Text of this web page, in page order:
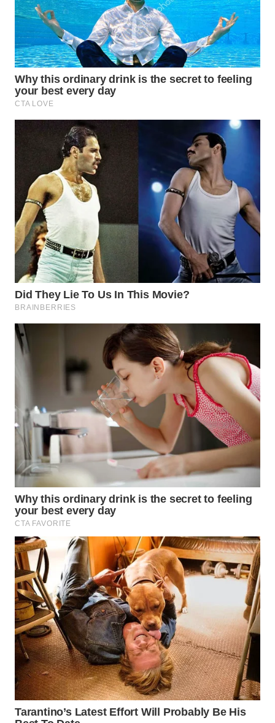
WN
TEBING
TINGGI
WN
PAKPAK
WN
KARAWANG
BEKASI
WN
BOGOR
WN
DEPOK
WN
TAPANULI
UTARA
WN
PADANG
LAWAS
WN
SUMEDANG
WN
CIANJUR
WN
KEPULAUAN
SERIBU
WN
TANGERANG
WN
BINJAI
WN
CIREBON